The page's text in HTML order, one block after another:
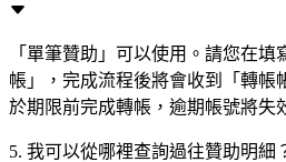
「單筆贊助」可以使用。請您在
帳」，完成流程後將會收到「轉帳
於期限前完成轉帳，逾期帳號將失
5. 我可以從哪裡查詢過往贊助明細